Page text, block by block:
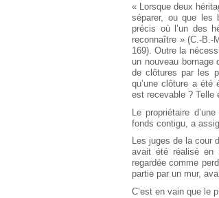
« Lorsque deux
séparer, ou que les
précis où l’un des
reconnaître » (C.-B.-
169). Outre la
un nouveau bornage
de clôtures par les
qu’une clôture a été
est recevable ? Telle
Le propriétaire
fonds contigu, a
Les juges de la cour
avait été réalisé en
regardée comme
partie par un mur,
C’est en vain que le